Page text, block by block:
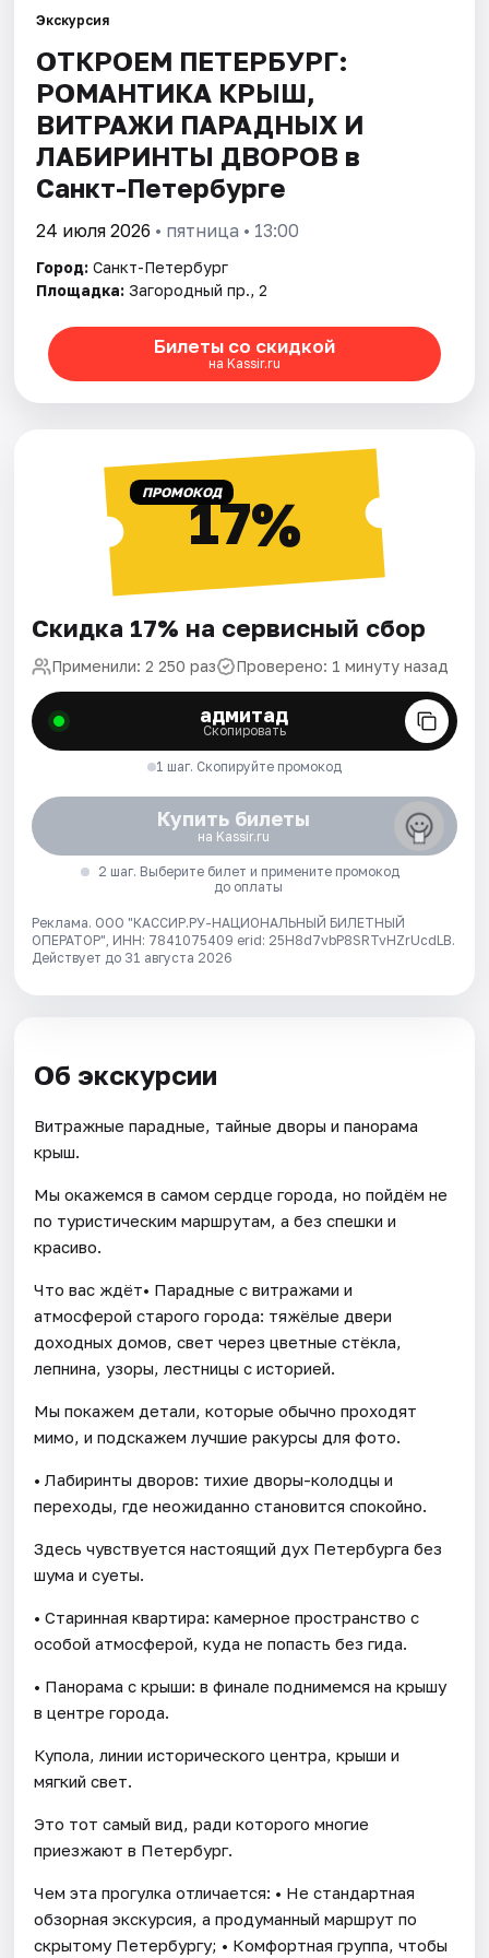
Города
Площадки
Артисты
Экскурсия
ОТКРОЕМ ПЕТЕРБУРГ:
РОМАНТИКА КРЫШ,
ВИТРАЖИ ПАРАДНЫХ И
ЛАБИРИНТЫ ДВОРОВ в
Санкт-Петербурге
24 июля 2026 • пятница • 13:00
Город: Санкт-Петербург
Площадка: Загородный пр., 2
Билеты со скидкой
на Kassir.ru
ПРОМОКОД17%
Скидка 17% на сервисный сбор
Применили: 2 250 раз Проверено: 1 минуту назад
адмитад
Скопировать
1 шаг. Скопируйте промокод
Купить билеты
на Kassir.ru
2 шаг. Выберите билет и примените промокод
до оплаты
Реклама. ООО "КАССИР.РУ-НАЦИОНАЛЬНЫЙ БИЛЕТНЫЙ
ОПЕРАТОР", ИНН: 7841075409 erid: 25H8d7vbP8SRTvHZrUcdLB.
Действует до 31 августа 2026
Об экскурсии
Витражные парадные, тайные дворы и панорама
крыш.
Мы окажемся в самом сердце города, но пойдём не
по туристическим маршрутам, а без спешки и
красиво.
Что вас ждёт• Парадные с витражами и
атмосферой старого города: тяжёлые двери
доходных домов, свет через цветные стёкла,
лепнина, узоры, лестницы с историей.
Мы покажем детали, которые обычно проходят
мимо, и подскажем лучшие ракурсы для фото.
• Лабиринты дворов: тихие дворы-колодцы и
переходы, где неожиданно становится спокойно.
Здесь чувствуется настоящий дух Петербурга без
шума и суеты.
• Старинная квартира: камерное пространство с
особой атмосферой, куда не попасть без гида.
• Панорама с крыши: в финале поднимемся на крышу
в центре города.
Купола, линии исторического центра, крыши и
мягкий свет.
Это тот самый вид, ради которого многие
приезжают в Петербург.
Чем эта прогулка отличается: • Не стандартная
обзорная экскурсия, а продуманный маршрут по
скрытому Петербургу; • Комфортная группа, чтобы